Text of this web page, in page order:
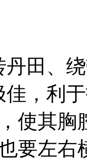
田、绕
佳，利
使其胸
要左